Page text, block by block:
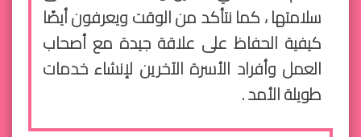
سلامتها ، كما نتأكد من الوقت ويعرفون أيضًا
كيفية الحفاظ على علاقة جيدة مع أصحاب
العمل وأفراد الأسرة الآخرين لإنشاء خدمات
طويلة الأمد .